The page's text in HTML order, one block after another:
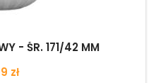
- ŚR. 171/42 MM
zł